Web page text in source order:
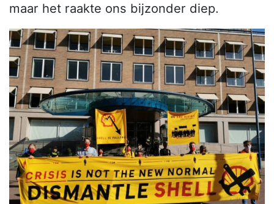
maar het raakte ons bijzonder diep.